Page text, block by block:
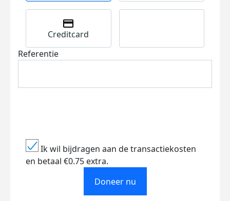
Creditcard
Referentie
Ik wil bijdragen aan de transactiekosten
en betaal €0.75 extra.
Doneer nu